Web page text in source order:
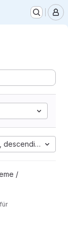
descending
/